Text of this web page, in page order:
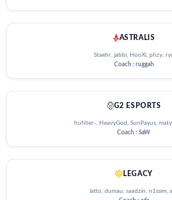
ASTRALIS
Staehr, jabbi, HooXi, phzy,
Coach : ruggah
G2 ESPORTS
huNter-, HeavyGod, SunPayus,
Coach : SaW
LEGACY
latto, dumau, saadzin, n1ssim,